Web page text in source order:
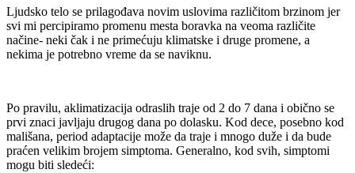
Ljudsko telo se prilagođava novim uslovima različitom brzinom jer
svi mi percipiramo promenu mesta boravka na veoma različite
načine- neki čak i ne primećuju klimatske i druge promene, a
nekima je potrebno vreme da se naviknu.
Po pravilu, aklimatizacija odraslih traje od 2 do 7 dana i obično se
prvi znaci javljaju drugog dana po dolasku. Kod dece, posebno kod
mališana, period adaptacije može da traje i mnogo duže i da bude
praćen velikim brojem simptoma. Generalno, kod svih, simptomi
mogu biti sledeći: